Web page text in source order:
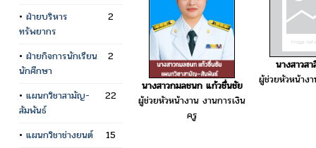
• ฝ่ายบริหาร
ทรัพยากร
2
• ฝ่ายกิจการนักเรียน
นักศึกษา
2
• แผนกวิชาสามัญ-
สัมพันธ์
22
• แผนกวิชาช่างยนต์
15
นางสาวกมลชนก แก้วชื่นชัย
ผู้ช่วยหัวหน้างาน งานการเงิน
ครู
นางสาวส
ผู้ช่วยหัวหน้าง